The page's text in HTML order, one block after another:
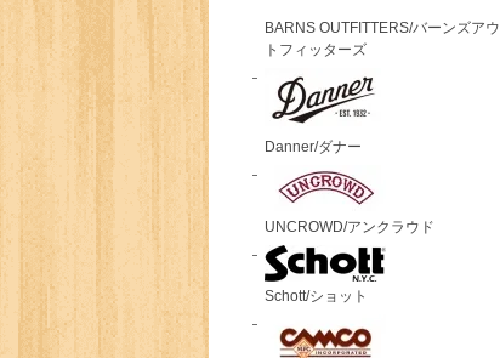
BARNS OUTFITTERS/バーンズアウ
トフィッターズ
Danner/ダナー
UNCROWD/アンクラウド
Schott/ショット